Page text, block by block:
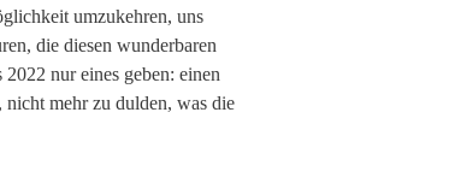
umzukehren, uns
die diesen wunderbaren
nur eines geben: einen
mehr zu dulden, was die